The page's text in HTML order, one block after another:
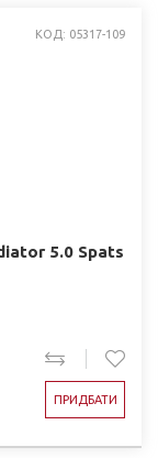
КОД: 05317-109
5.0 Spats
ПРИДБАТИ